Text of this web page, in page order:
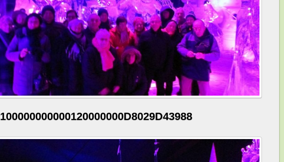
100000000000120000000D8029D43988